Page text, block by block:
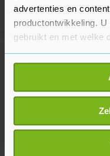
advertenties en
productontwikkeling.
gebruikt en met welke
Als u het toestaat,
Informatie
locatie, die tot een
Uw apparaat
scannen op
Lees meer over hoe
Meer uit
Houthi's vallen
en wapendepots
1 uur geleden